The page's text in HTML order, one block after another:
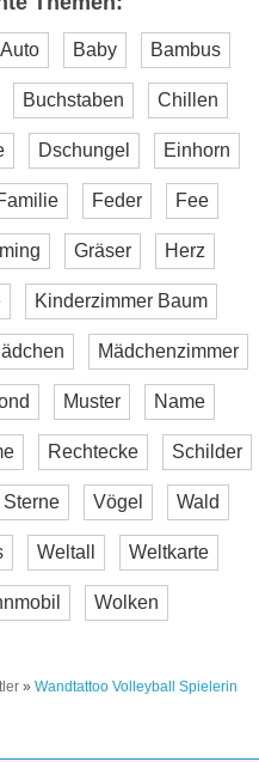
Auto Baby Bambus
Buchstaben Chillen
Dschungel Einhorn
Feder Fee
Gräser Herz
Kinderzimmer Baum
Mädchenzimmer
Muster Name
Rechtecke Schilder
Sterne Vögel Wald
Weltall Weltkarte
Wolken
» Wandtattoo Volleyball Spielerin